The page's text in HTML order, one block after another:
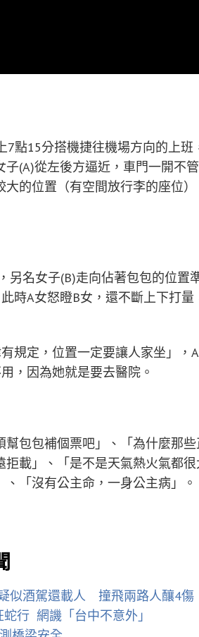
7點15分搭機捷往機場方向的上班
(A)從左後方逼近，車門一開不
的位置（有空間放行李的座位
另名女子(B)走向佔著包包的位置
時A女怒瞪B女，還不斷上下打量
規定，位置一定要讓人家坐」，
，因為她就是要去醫院。
包包補個票吧」、「為什麼那
載」、「是不是天氣熱火氣都
「沒有公主命，一身公主病」。
似酒駕還載人 撞飛兩路人釀4傷
行 網譏「台中不意外」